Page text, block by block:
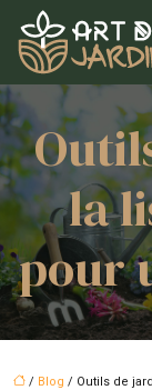
la
pour
/ Blog / Outils de